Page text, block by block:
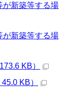
が新築等する場
が新築等する場
KB）
KB）